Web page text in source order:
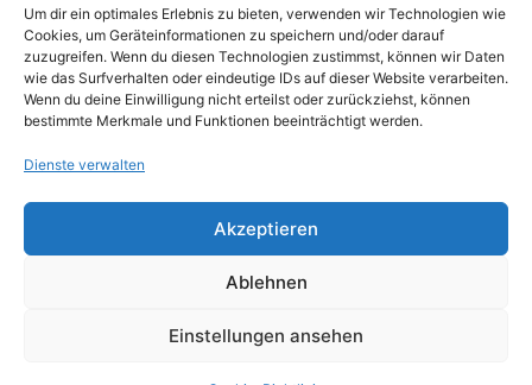
Um dir ein optimales Erlebnis zu bieten, verwenden wir Technologien wie
Cookies, um Geräteinformationen zu speichern und/oder darauf
zuzugreifen. Wenn du diesen Technologien zustimmst, können wir Daten
wie das Surfverhalten oder eindeutige IDs auf dieser Website verarbeiten.
Wenn du deine Einwilligung nicht erteilst oder zurückziehst, können
bestimmte Merkmale und Funktionen beeinträchtigt werden.
Dienste verwalten
Akzeptieren
Ablehnen
Einstellungen ansehen
Aufzeichnungen
Die Schule für Magie: Die
Revolution beginnt
25,00€
In den Warenkorb
Aufzeichnungen
Die Schule für Magie: Über
deine Träume hinaus
In den Warenkorb